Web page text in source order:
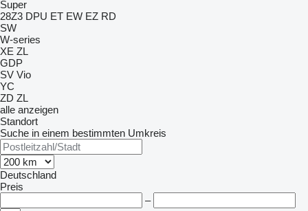
Super
28Z3 DPU ET EW EZ RD
SW
W-series
XE ZL
GDP
SV Vio
YC
ZD ZL
alle anzeigen
Standort
Suche in einem bestimmten Umkreis
Deutschland
Preis
–